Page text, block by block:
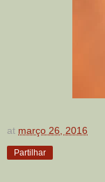
at março 26, 2016
Partilhar